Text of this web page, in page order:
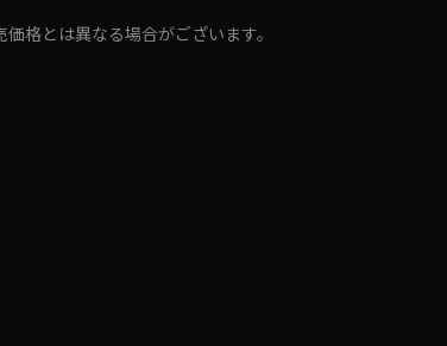
格とは異なる場合がございます。